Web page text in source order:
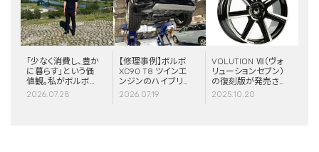
「少なく消費し、豊か
に暮らす」という価
値観。私がボルボと
スウェーデンに惹か
2026.07.28
【修理事例】ボルボ
XC90 T8 ツインエ
ンジンのハイブリッ
ドシステム故障・
2026.07.19
VOLUTION Ⅶ（ヴォ
リューションセブン）
の復刻版が発売さ
れました！
2025.10.20